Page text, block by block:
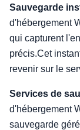
Sauvegarde
d'hébergement
qui capturent
précis.Cet
revenir sur le
Services de
d'hébergement
sauvegarde